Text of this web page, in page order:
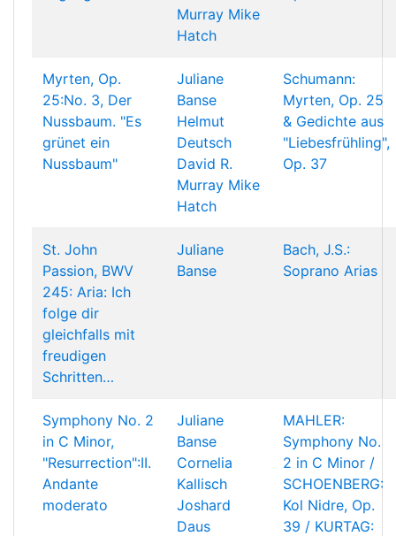
Murray Mike
Hatch
Myrten, Op.
25:No. 3, Der
Nussbaum. "Es
grünet ein
Nussbaum"
Juliane
Banse
Helmut
Deutsch
David R.
Murray Mike
Hatch
Schumann:
Myrten, Op. 25
& Gedichte aus
"Liebesfrühling",
Op. 37
St. John
Passion, BWV
245: Aria: Ich
folge dir
gleichfalls mit
freudigen
Schritten…
Juliane
Banse
Bach, J.S.:
Soprano Arias
Symphony No. 2
in C Minor,
"Resurrection":II.
Andante
moderato
Juliane
Banse
Cornelia
Kallisch
Joshard
Daus
MAHLER:
Symphony No.
2 in C Minor /
SCHOENBERG:
Kol Nidre, Op.
39 / KURTAG: